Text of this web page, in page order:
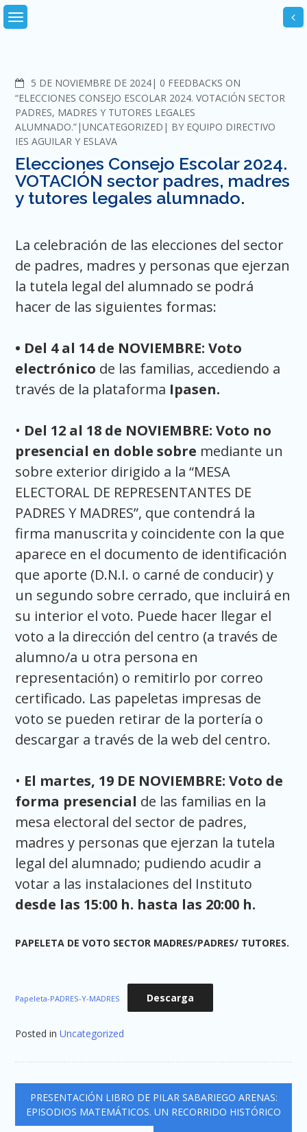
Skip
to
5 DE NOVIEMBRE DE 2024 COMMENTS
0 FEEDBACKS ON
“ELECCIONES CONSEJO ESCOLAR 2024. VOTACIÓN SECTOR
PADRES, MADRES Y TUTORES LEGALES
ALUMNADO.” UNCATEGORIZED BY EQUIPO DIRECTIVO
IES AGUILAR Y ESLAVA
Elecciones Consejo Escolar 2024.
VOTACIÓN sector padres, madres
y tutores legales alumnado.
La celebración de las elecciones del sector
de padres, madres y personas que ejerzan
la tutela legal del alumnado se podrá
hacer de las siguientes formas:
• Del 4 al 14 de NOVIEMBRE: Voto
electrónico de las familias, accediendo a
través de la plataforma Ipasen.
• Del 12 al 18 de NOVIEMBRE: Voto no
presencial en doble sobre mediante un
sobre exterior dirigido a la “MESA
ELECTORAL DE REPRESENTANTES DE
PADRES Y MADRES”, que contendrá la
firma manuscrita y coincidente con la que
aparece en el documento de identificación
que aporte (D.N.I. o carné de conducir) y
un segundo sobre cerrado, que incluirá en
su interior el voto. Puede hacer llegar el
voto a la dirección del centro (a través de
alumno/a u otra persona en
representación) o remitirlo por correo
certificado. Las papeletas impresas de
voto se pueden retirar de la portería o
descargar a través de la web del centro.
• El martes, 19 DE NOVIEMBRE: Voto de
forma presencial de las familias en la
mesa electoral del sector de padres,
madres y personas que ejerzan la tutela
legal del alumnado; pudiendo acudir a
votar a las instalaciones del Instituto
desde las 15:00 h. hasta las 20:00 h.
PAPELETA DE VOTO SECTOR MADRES/PADRES/ TUTORES.
Papeleta-PADRES-Y-MADRES Descarga
Posted inUncategorized
Navegación
de
PRESENTACIÓN LIBRO DE PILAR SABARIEGO ARENAS:
EPISODIOS MATEMÁTICOS. UN RECORRIDO HISTÓRICO